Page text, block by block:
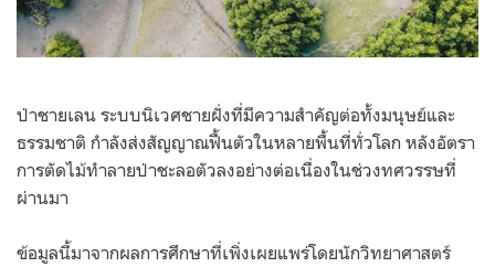
ป่าชายเลน ระบบนิเวศชายฝั่งที่มีความสำคัญต่อทั้งมนุษย์และ
ธรรมชาติ กำลังส่งสัญญาณฟื้นตัวในหลายพื้นที่ทั่วโลก หลังอัตรา
การตัดไม้ทำลายป่าชะลอตัวลงอย่างต่อเนื่องในช่วงทศวรรษที่
ผ่านมา
ข้อมูลนี้มาจากผลการศึกษาที่เพิ่งเผยแพร่โดยนักวิทยาศาสตร์